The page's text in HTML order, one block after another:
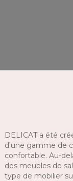
DELICAT a été
d'une gamme de
confortable. Au-
des meubles de
type de mobilier